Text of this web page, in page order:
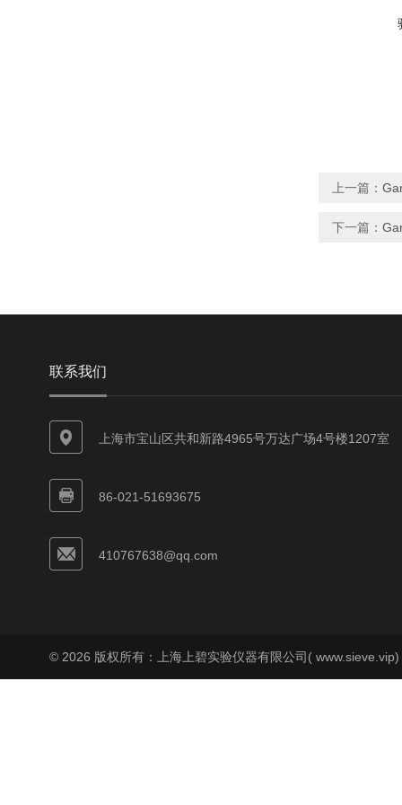
上一篇：
下一篇：
联系我们
上海市宝山区共和新路4965号万达广场4号楼1207室
86-021-51693675
410767638@qq.com
© 2026 版权所有：上海上碧实验仪器有限公司(